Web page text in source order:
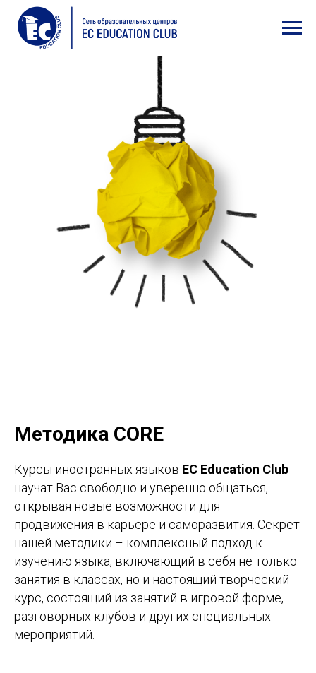
Методика CORE
Курсы иностранных языков EC Education Club
научат Вас свободно и уверенно общаться,
открывая новые возможности для
продвижения в карьере и саморазвития. Секрет
нашей методики – комплексный подход к
изучению языка, включающий в себя не только
занятия в классах, но и настоящий творческий
курс, состоящий из занятий в игровой форме,
разговорных клубов и других специальных
мероприятий.